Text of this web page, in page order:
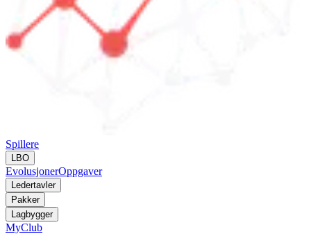
Spillere
LBO
EvolusjonerOppgaver
Ledertavler
Pakker
Lagbygger
MyClub